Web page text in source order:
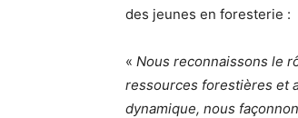
des jeunes en foresterie :
« Nous reconnaissons le
ressources forestières et
dynamique, nous